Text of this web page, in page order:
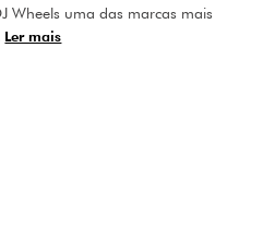
Wheels uma das marcas mais
Ler mais